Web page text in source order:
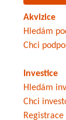
Akvizice
Hledám
Chci
Investice
Hledám
Chci